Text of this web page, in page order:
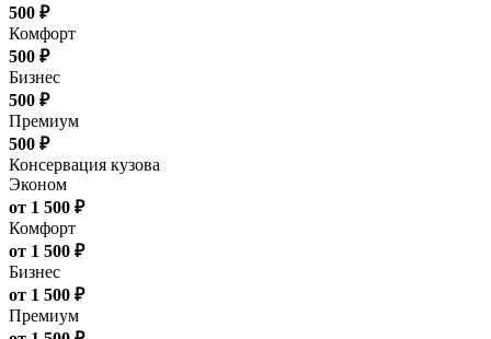
500 ₽
Комфорт
500 ₽
Бизнес
500 ₽
Премиум
500 ₽
Консервация кузова
Эконом
от 1 500 ₽
Комфорт
от 1 500 ₽
Бизнес
от 1 500 ₽
Премиум